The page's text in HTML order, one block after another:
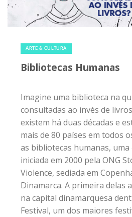
ARTE & CULTURA
Bibliotecas Humanas
Imagine uma biblioteca na
consultadas ao invés de
existem há duas décadas e
mais de 80 países em todos
as bibliotecas humanas, uma
iniciada em 2000 pela ONG
Violence, sediada em
Dinamarca. A primeira delas
na capital dinamarquesa
Festival, um dos maiores